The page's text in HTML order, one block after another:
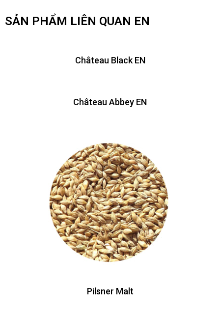
SẢN PHẨM LIÊN QUAN EN
Château Black EN
Château Abbey EN
Pilsner Malt